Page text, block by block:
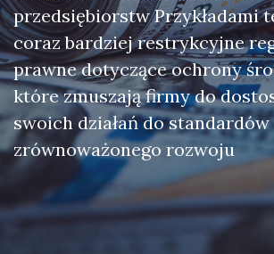
przedsiębiorstw Przykładami
coraz bardziej restrykcyjne
prawne dotyczące ochrony
które zmuszają firmy do
swoich działań do standardów
zrównoważonego rozwoju